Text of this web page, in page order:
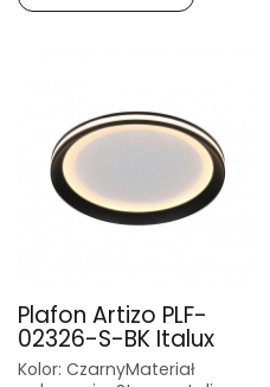
Plafon Artizo PLF-
02326-S-BK Italux
Kolor: CzarnyMateriał